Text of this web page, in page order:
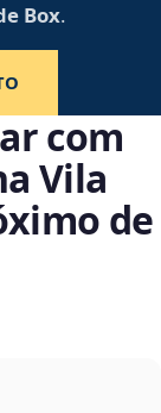
Box.
com
Vila
de